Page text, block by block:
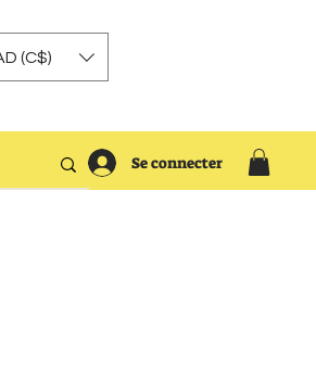
(C$)
Se connecter